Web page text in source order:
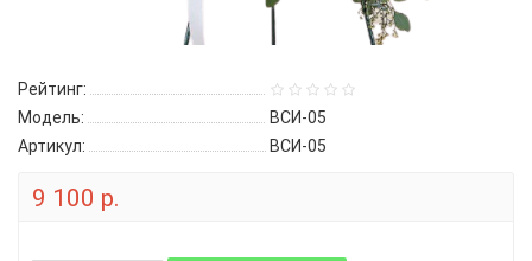
Рейтинг:
Модель:
ВСИ-05
Артикул:
ВСИ-05
9 100 р.